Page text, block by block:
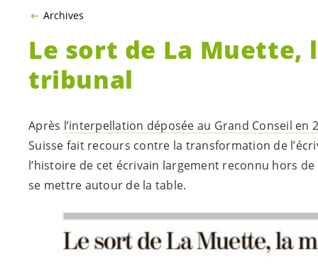
Archives
Le sort de La Muette,
tribunal
Après l’interpellation déposée au Grand Conseil en
Suisse fait recours contre la transformation de
l’histoire de cet écrivain largement reconnu hors
se mettre autour de la table.